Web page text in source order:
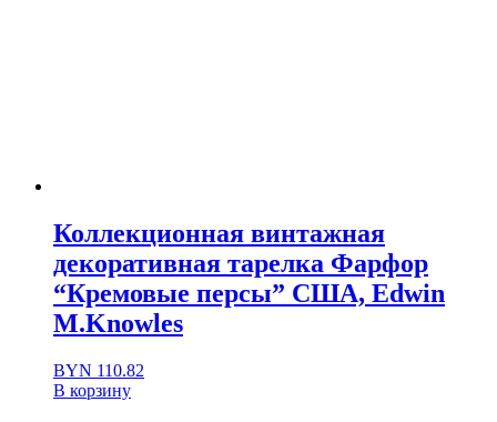
Коллекционная винтажная
декоративная тарелка Фарфор
“Кремовые персы” США, Edwin
M.Knowles
BYN 110.82
В корзину